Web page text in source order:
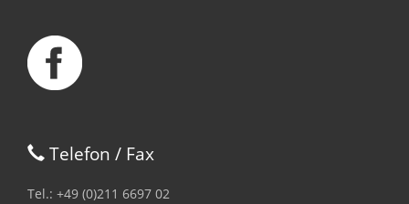
Telefon / Fax
Tel.: +49 (0)211 6697 02